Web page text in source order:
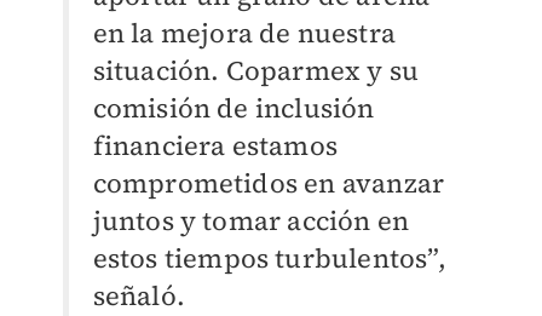
en la mejora de nuestra
situación. Coparmex y su
comisión de inclusión
financiera estamos
comprometidos en avanzar
juntos y tomar acción en
estos tiempos turbulentos”,
señaló.